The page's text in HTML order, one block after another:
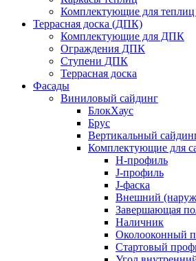
Комплектующие для теплиц
Террасная доска (ДПК)
Комплектующие для ДПК
Ограждения ДПК
Ступени ДПК
Террасная доска
Фасады
Виниловый сайдинг
БлокХаус
Брус
Вертикальный
Комплектующие для
H-профиль
J-профиль
J-фаска
Внешний
Завершающая
Наличник
Околооконный
Стартовый